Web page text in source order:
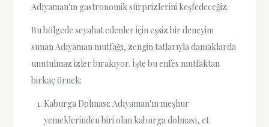
Adıyaman'ın gastronomik sürprizlerini keşfedeceğiz.
Bu bölgede seyahat edenler için eşsiz bir deneyim
sunan Adıyaman mutfağı, zengin tatlarıyla damaklarda
unutulmaz izler bırakıyor. İşte bu enfes mutfaktan
birkaç örnek:
Kaburga Dolması: Adıyaman'ın meşhur
yemeklerinden biri olan kaburga dolması, et